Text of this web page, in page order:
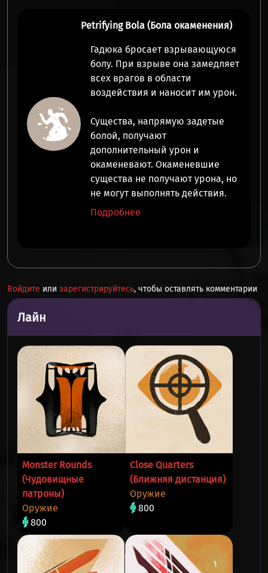
Petrifying Bola (Бола окаменения)
Гадюка бросает взрывающуюся
болу. При взрыве она замедляет
всех врагов в области
воздействия и наносит им урон.
Существа, напрямую задетые
болой, получают
дополнительный урон и
окаменевают. Окаменевшие
существа не получают урона, но
не могут выполнять действия.
Подробнее
Войдите или зарегистрируйтесь, чтобы оставлять комментарии
Лайн
Monster Rounds
(Чудовищные
патроны)
Оружие
800
Close Quarters
(Ближняя дистанция)
Оружие
800